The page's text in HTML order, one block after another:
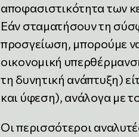
αποφασιστικότητα των
Εάν σταματήσουν τη
προσγείωση, μπορούμε
οικονομική
τη δυνητική ανάπτυξη)
και ύφεση), ανάλογα με
Οι περισσότεροι